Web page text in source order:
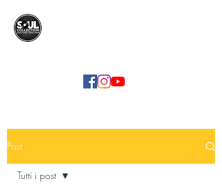
Post
Tutti i post